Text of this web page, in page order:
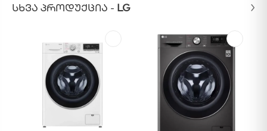
ᲡᲮᲕᲐ ᲞᲠᲝᲓᲣᲥᲪᲘᲐ - LG